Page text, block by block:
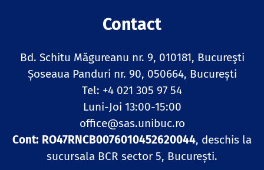
Contact
Bd. Schitu Măgureanu nr. 9, 010181, Bucureşti
Șoseaua Panduri nr. 90, 050664, București
Tel: +4 021 305 97 54
Luni-Joi 13:00-15:00
office@sas.unibuc.ro
Cont: RO47RNCB0076010452620044, deschis la
sucursala BCR sector 5, București.